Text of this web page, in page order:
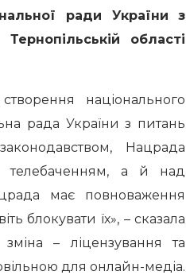
ради України з
області
національного
рада України з питань
Нацрада
а й над
має повноваження
блокувати їх», – сказала
– ліцензування та
для онлайн-медіа.